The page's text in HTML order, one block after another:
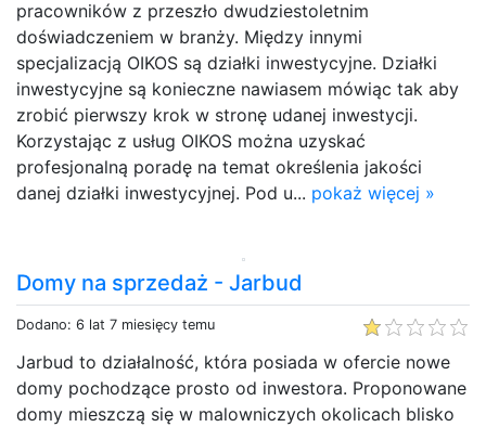
pracowników z przeszło dwudziestoletnim
doświadczeniem w branży. Między innymi
specjalizacją OIKOS są działki inwestycyjne. Działki
inwestycyjne są konieczne nawiasem mówiąc tak aby
zrobić pierwszy krok w stronę udanej inwestycji.
Korzystając z usług OIKOS można uzyskać
profesjonalną poradę na temat określenia jakości
danej działki inwestycyjnej. Pod u... pokaż więcej »
Domy na sprzedaż - Jarbud
Dodano: 6 lat 7 miesięcy temu
Jarbud to działalność, która posiada w ofercie nowe
domy pochodzące prosto od inwestora. Proponowane
domy mieszczą się w malowniczych okolicach blisko